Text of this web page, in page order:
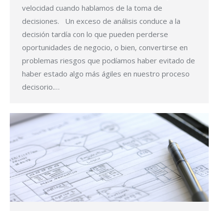
velocidad cuando hablamos de la toma de
decisiones. Un exceso de análisis conduce a la
decisión tardía con lo que pueden perderse
oportunidades de negocio, o bien, convertirse en
problemas riesgos que podíamos haber evitado de
haber estado algo más ágiles en nuestro proceso
decisorio.…